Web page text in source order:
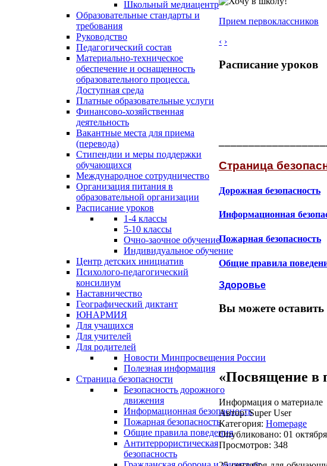
Школьный медиацентр
Образовательные стандарты и
требования
Руководство
Педагогический состав
Материально-техническое
обеспечение и оснащенность
образовательного процесса.
Доступная среда
Платные образовательные услуги
Финансово-хозяйственная
деятельность
Вакантные места для приема
(перевода)
Стипендии и меры поддержки
обучающихся
Международное сотрудничество
Организация питания в
образовательной организации
Расписание уроков
1-4 классы
5-10 классы
Очно-заочное обучение
Индивидуальное обучение
Центр детских инициатив
Психолого-педагогический
консилиум
Наставничество
Географический диктант
ЮНАРМИЯ
Для учащихся
Для учителей
Для родителей
Новости Минпросвещения России
Полезная информация
Страница безопасности
Безопасность дорожного
движения
Информационная безопасность
Пожарная безопасность
Общие правила поведения
Антитеррористическая
безопасность
Прием первоклассников
‹ ›
Расписание уроков
Страница
Дорожная безопасность
Информационная
Пожарная безопасность
Общие правила
Здоровье
Вы можете
«Посвящение в
Информация о материале
Автор:Super User
Категория: Homepage
Опубликовано: 01
Просмотров: 348